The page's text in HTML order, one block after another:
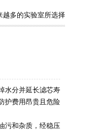
越多的实验室所选择
水分并延长滤芯寿
护费用昂贵且危险
污和杂质，经稳压